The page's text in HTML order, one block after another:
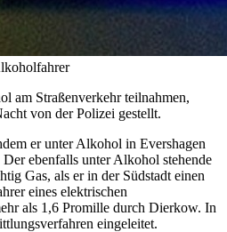
am Straßenverkehr teilnahmen,
von der Polizei gestellt.
er unter Alkohol in Evershagen
ebenfalls unter Alkohol stehende
Gas, als er in der Südstadt einen
eines elektrischen
als 1,6 Promille durch Dierkow. In
eingeleitet.